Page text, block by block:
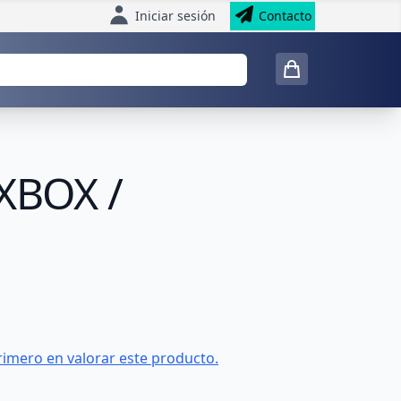
Iniciar sesión Contacto
/
en valorar este producto.